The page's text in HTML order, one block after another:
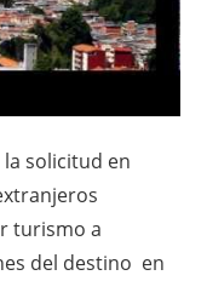
solicitud en
turismo a
del destino en